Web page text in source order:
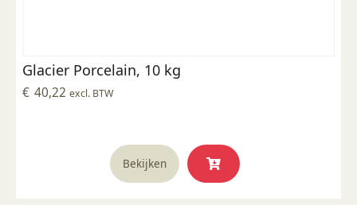
Glacier Porcelain, 10 kg
€ 40,22 excl. BTW
Bekijken